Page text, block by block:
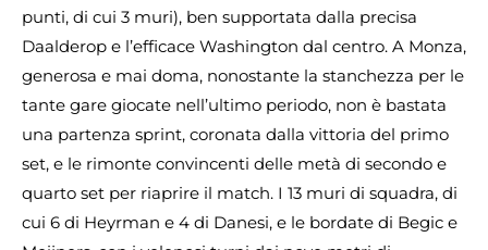
punti, di cui 3 muri), ben supportata dalla precisa
Daalderop e l’efficace Washington dal centro. A Monza,
generosa e mai doma, nonostante la stanchezza per le
tante gare giocate nell’ultimo periodo, non è bastata
una partenza sprint, coronata dalla vittoria del primo
set, e le rimonte convincenti delle metà di secondo e
quarto set per riaprire il match. I 13 muri di squadra, di
cui 6 di Heyrman e 4 di Danesi, e le bordate di Begic e